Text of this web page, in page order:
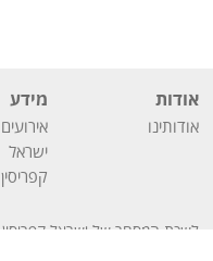
אודות
אודותינו
מידע
אירועים
ישראל
קפריסין
לשכת המסחר של ישראל קפריסין